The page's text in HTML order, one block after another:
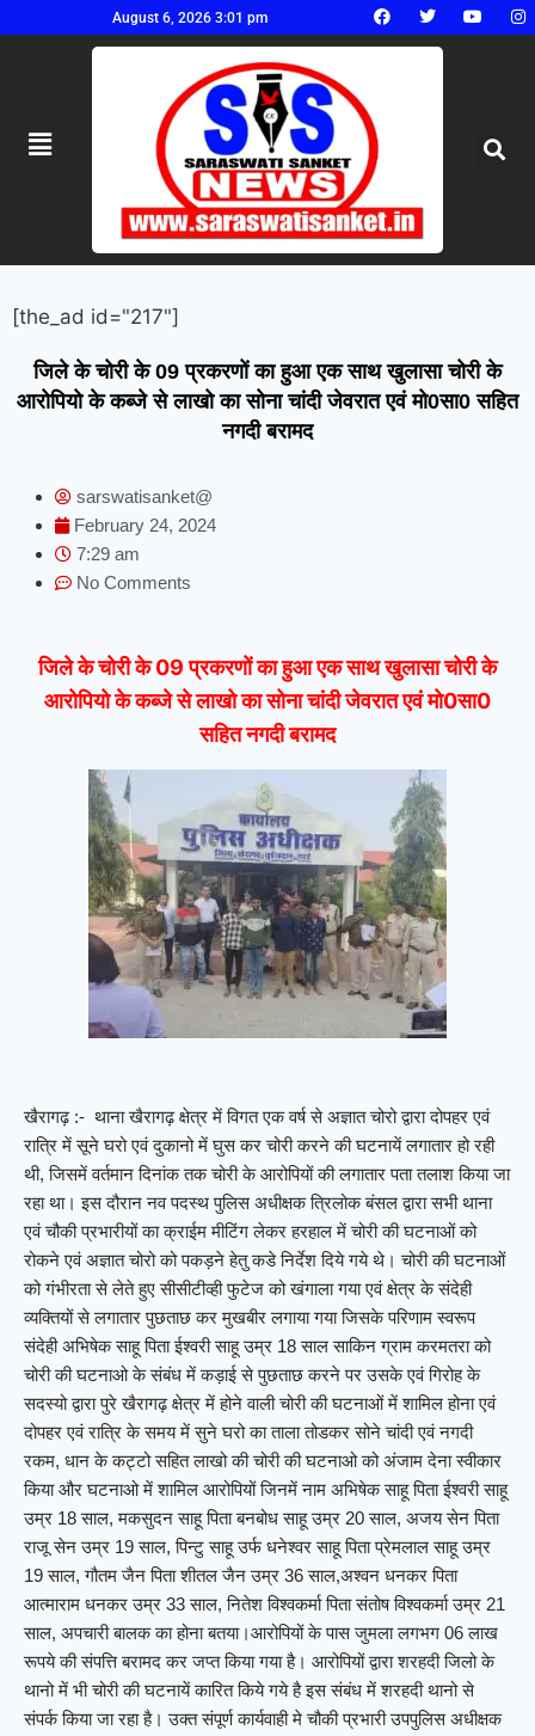
August 6, 2026 3:01 pm
[the_ad id="217"]
जिले के चोरी के 09 प्रकरणों का हुआ एक साथ खुलासा चोरी के
आरोपियो के कब्जे से लाखो का सोना चांदी जेवरात एवं मो0सा0 सहित
नगदी बरामद
sarswatisanket@
February 24, 2024
7:29 am
No Comments
जिले के चोरी के 09 प्रकरणों का हुआ एक साथ खुलासाचोरी के
आरोपियो के कब्जे से लाखो का सोना चांदी जेवरात एवं मो0सा0
सहित नगदी बरामद
खैरागढ़ :- थाना खैरागढ़ क्षेत्र में विगत एक वर्ष से अज्ञात चोरो द्वारा दोपहर एवं
रात्रि में सूने घरो एवं दुकानो में घुस कर चोरी करने की घटनायें लगातार हो रही
थी, जिसमें वर्तमान दिनांक तक चोरी के आरोपियों की लगातार पता तलाश किया जा
रहा था। इस दौरान नव पदस्थ पुलिस अधीक्षक त्रिलोक बंसल द्वारा सभी थाना
एवं चौकी प्रभारीयों का क्राईम मीटिंग लेकर हरहाल में चोरी की घटनाओं को
रोकने एवं अज्ञात चोरो को पकड़ने हेतु कडे निर्देश दिये गये थे। चोरी की घटनाओं
को गंभीरता से लेते हुए सीसीटीव्ही फुटेज को खंगाला गया एवं क्षेत्र के संदेही
व्यक्तियों से लगातार पुछताछ कर मुखबीर लगाया गया जिसके परिणाम स्वरूप
संदेही अभिषेक साहू पिता ईश्वरी साहू उम्र 18 साल साकिन ग्राम करमतरा को
चोरी की घटनाओ के संबंध में कड़ाई से पुछताछ करने पर उसके एवं गिरोह के
सदस्यो द्वारा पुरे खैरागढ़ क्षेत्र में होने वाली चोरी की घटनाओं में शामिल होना एवं
दोपहर एवं रात्रि के समय में सुने घरो का ताला तोडकर सोने चांदी एवं नगदी
रकम, धान के कट्टो सहित लाखो की चोरी की घटनाओ को अंजाम देना स्वीकार
किया और घटनाओ में शामिल आरोपियों जिनमें नाम अभिषेक साहू पिता ईश्वरी साहू
उम्र 18 साल, मकसुदन साहू पिता बनबोध साहू उम्र 20 साल, अजय सेन पिता
राजू सेन उम्र 19 साल, पिन्टु साहू उर्फ धनेश्वर साहू पिता प्रेमलाल साहू उम्र
19 साल, गौतम जैन पिता शीतल जैन उम्र 36 साल,अश्वन धनकर पिता
आत्माराम धनकर उम्र 33 साल, नितेश विश्वकर्मा पिता संतोष विश्वकर्मा उम्र 21
साल, अपचारी बालक का होना बतया।आरोपियों के पास जुमला लगभग 06 लाख
रूपये की संपत्ति बरामद कर जप्त किया गया है। आरोपियों द्वारा शरहदी जिलो के
थानो में भी चोरी की घटनायें कारित किये गये है इस संबंध में शरहदी थानो से
संपर्क किया जा रहा है। उक्त संपूर्ण कार्यवाही मे चौकी प्रभारी उपपुलिस अधीक्षक